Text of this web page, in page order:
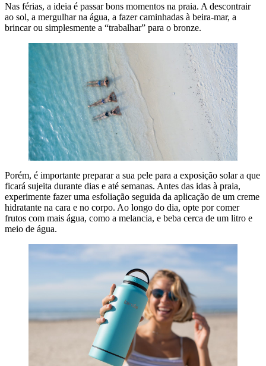
Nas férias, a ideia é passar bons momentos na praia. A descontrair
ao sol, a mergulhar na água, a fazer caminhadas à beira-mar, a
brincar ou simplesmente a “trabalhar” para o bronze.
Porém, é importante preparar a sua pele para a exposição solar a que
ficará sujeita durante dias e até semanas. Antes das idas à praia,
experimente fazer uma esfoliação seguida da aplicação de um creme
hidratante na cara e no corpo. Ao longo do dia, opte por comer
frutos com mais água, como a melancia, e beba cerca de um litro e
meio de água.